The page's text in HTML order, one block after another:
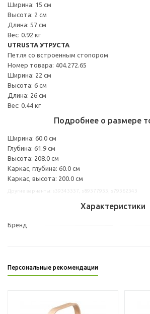
Ширина: 15 см
Высота: 2 см
Длина: 57 см
Вес: 0.92 кг
UTRUSTA УТРУСТА
Петля со встроенным стопором
Номер товара: 404.272.65
Ширина: 22 см
Высота: 6 см
Длина: 26 см
Вес: 0.44 кг
Подробнее о размере
Ширина: 60.0 см
Глубина: 61.9 см
Высота: 208.0 см
Каркас, глубина: 60.0 см
Каркас, высота: 200.0 см
Характеристики
Бренд
Персональные рекомендации